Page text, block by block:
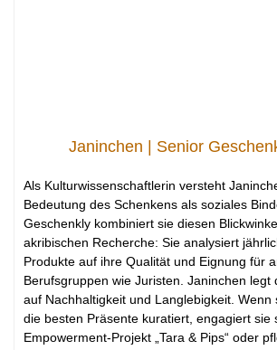
Janinchen | Senior
Als Kulturwissenschaftlerin versteht
Bedeutung des Schenkens als soziales
Geschenkly kombiniert sie diesen
akribischen Recherche: Sie analysiert
Produkte auf ihre Qualität und Eignung für
Berufsgruppen wie Juristen. Janinchen legt
auf Nachhaltigkeit und Langlebigkeit. Wenn
die besten Präsente kuratiert, engagiert sie
Empowerment-Projekt „Tara & Pips“ oder